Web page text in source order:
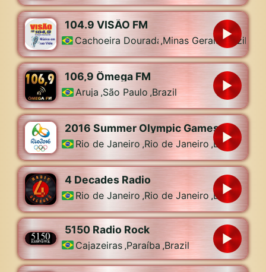
104.9 VISÃO FM
Cachoeira Dourada,Minas Gerais Brazil
106,9 Ômega FM
Aruja ,São Paulo ,Brazil
2016 Summer Olympic Games
Rio de Janeiro ,Rio de Janeiro ,Brazil
4 Decades Radio
Rio de Janeiro ,Rio de Janeiro ,Brazil
5150 Radio Rock
Cajazeiras ,Paraíba ,Brazil